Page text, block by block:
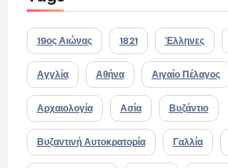
19ος Αιώνας 1821 Έλληνες
Αγγλία Αθήνα Αιγαίο Πέλαγος
Αρχαιολογία Ασία Βυζάντιο
Βυζαντινή Αυτοκρατορία Γαλλία